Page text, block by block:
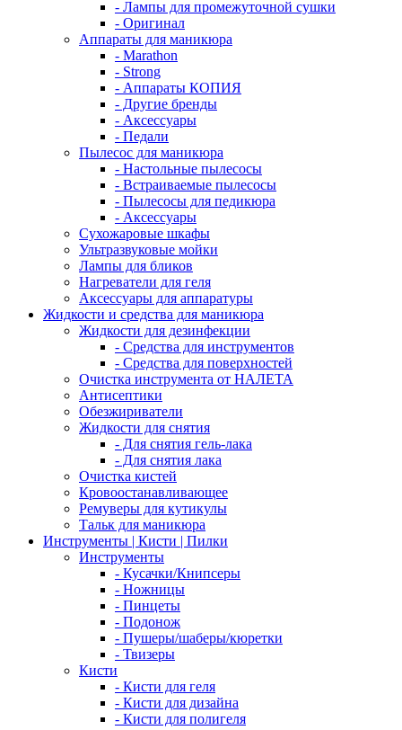
- Лампы для промежуточной сушки
- Оригинал
Аппараты для маникюра
- Marathon
- Strong
- Аппараты КОПИЯ
- Другие бренды
- Аксессуары
- Педали
Пылесос для маникюра
- Настольные пылесосы
- Встраиваемые пылесосы
- Пылесосы для педикюра
- Аксессуары
Сухожаровые шкафы
Ультразвуковые мойки
Лампы для бликов
Нагреватели для геля
Аксессуары для аппаратуры
Жидкости и средства для маникюра
Жидкости для дезинфекции
- Средства для инструментов
- Средства для поверхностей
Очистка инструмента от НАЛЕТА
Антисептики
Обезжириватели
Жидкости для снятия
- Для снятия гель-лака
- Для снятия лака
Очистка кистей
Кровоостанавливающее
Ремуверы для кутикулы
Тальк для маникюра
Инструменты | Кисти | Пилки
Инструменты
- Кусачки/Книпсеры
- Ножницы
- Пинцеты
- Подонож
- Пушеры/шаберы/кюретки
- Твизеры
Кисти
- Кисти для геля
- Кисти для дизайна
- Кисти для полигеля